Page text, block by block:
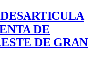
DE
DE GRAN